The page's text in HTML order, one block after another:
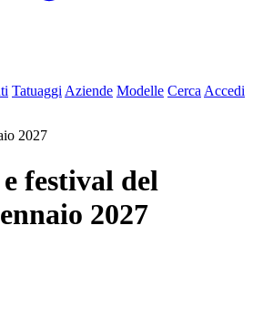
Tatuaggi Aziende Modelle Cerca Accedi
2027
festival del
2027